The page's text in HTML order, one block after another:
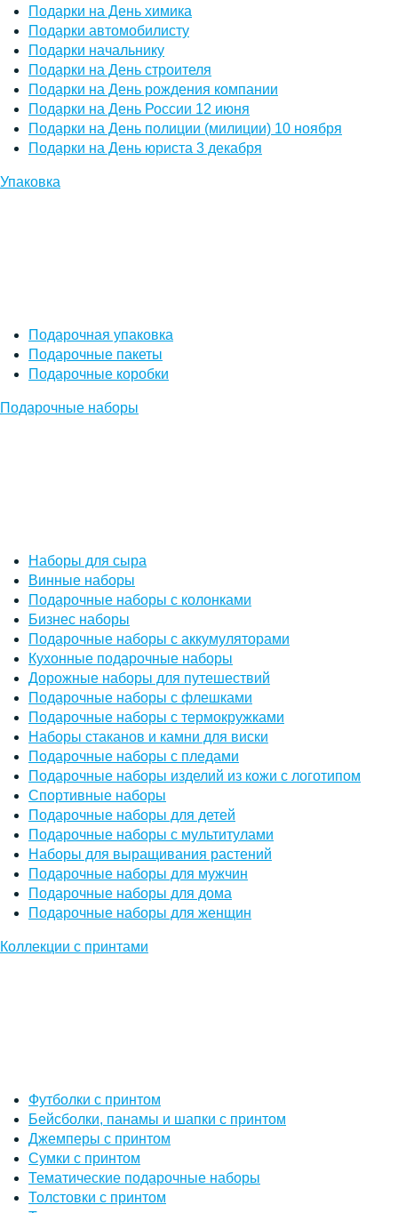
Подарки на День химика
Подарки автомобилисту
Подарки начальнику
Подарки на День строителя
Подарки на День рождения компании
Подарки на День России 12 июня
Подарки на День полиции (милиции) 10 ноября
Подарки на День юриста 3 декабря
Упаковка
Подарочная упаковка
Подарочные пакеты
Подарочные коробки
Подарочные наборы
Наборы для сыра
Винные наборы
Подарочные наборы с колонками
Бизнес наборы
Подарочные наборы с аккумуляторами
Кухонные подарочные наборы
Дорожные наборы для путешествий
Подарочные наборы с флешками
Подарочные наборы с термокружками
Наборы стаканов и камни для виски
Подарочные наборы с пледами
Подарочные наборы изделий из кожи с логотипом
Спортивные наборы
Подарочные наборы для детей
Подарочные наборы с мультитулами
Наборы для выращивания растений
Подарочные наборы для мужчин
Подарочные наборы для дома
Подарочные наборы для женщин
Коллекции с принтами
Футболки с принтом
Бейсболки, панамы и шапки с принтом
Джемперы с принтом
Сумки с принтом
Тематические подарочные наборы
Толстовки с принтом